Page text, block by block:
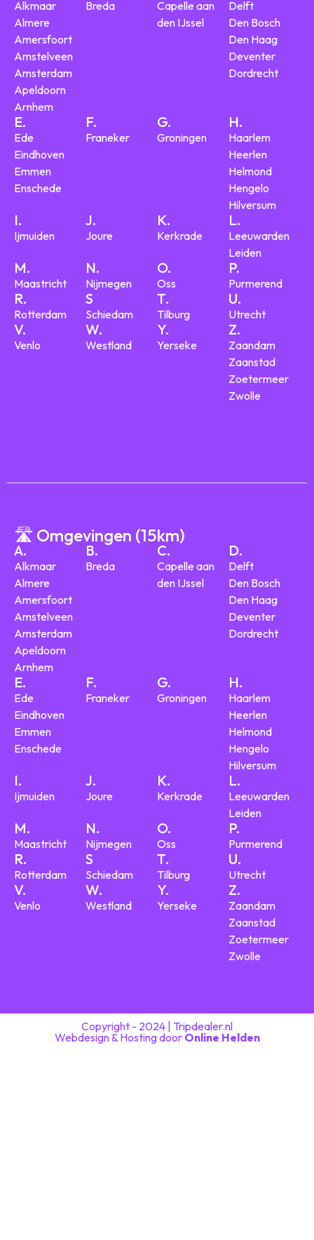
Alkmaar
Almere
Amersfoort
Amstelveen
Amsterdam
Apeldoorn
Arnhem
Breda
Capelle aan
den IJssel
Delft
Den Bosch
Den Haag
Deventer
Dordrecht
E.
Ede
Eindhoven
Emmen
Enschede
F.
Franeker
G.
Groningen
H.
Haarlem
Heerlen
Helmond
Hengelo
Hilversum
I.
Ijmuiden
J.
Joure
K.
Kerkrade
L.
Leeuwarden
Leiden
M.
Maastricht
N.
Nijmegen
O.
Oss
P.
Purmerend
R.
Rotterdam
S
Schiedam
T.
Tilburg
U.
Utrecht
V.
Venlo
W.
Westland
Y.
Yerseke
Z.
Zaandam
Zaanstad
Zoetermeer
Zwolle
🛣️ Omgevingen (15km)
A.
Alkmaar
Almere
Amersfoort
Amstelveen
Amsterdam
Apeldoorn
Arnhem
B.
Breda
C.
Capelle aan
den IJssel
D.
Delft
Den Bosch
Den Haag
Deventer
Dordrecht
E.
Ede
Eindhoven
Emmen
Enschede
F.
Franeker
G.
Groningen
H.
Haarlem
Heerlen
Helmond
Hengelo
Hilversum
I.
Ijmuiden
J.
Joure
K.
Kerkrade
L.
Leeuwarden
Leiden
M.
Maastricht
N.
Nijmegen
O.
Oss
P.
Purmerend
R.
Rotterdam
S
Schiedam
T.
Tilburg
U.
Utrecht
V.
Venlo
W.
Westland
Y.
Yerseke
Z.
Zaandam
Zaanstad
Zoetermeer
Zwolle
Copyright - 2024 | Tripdealer.nl
Webdesign & Hosting door Online Helden